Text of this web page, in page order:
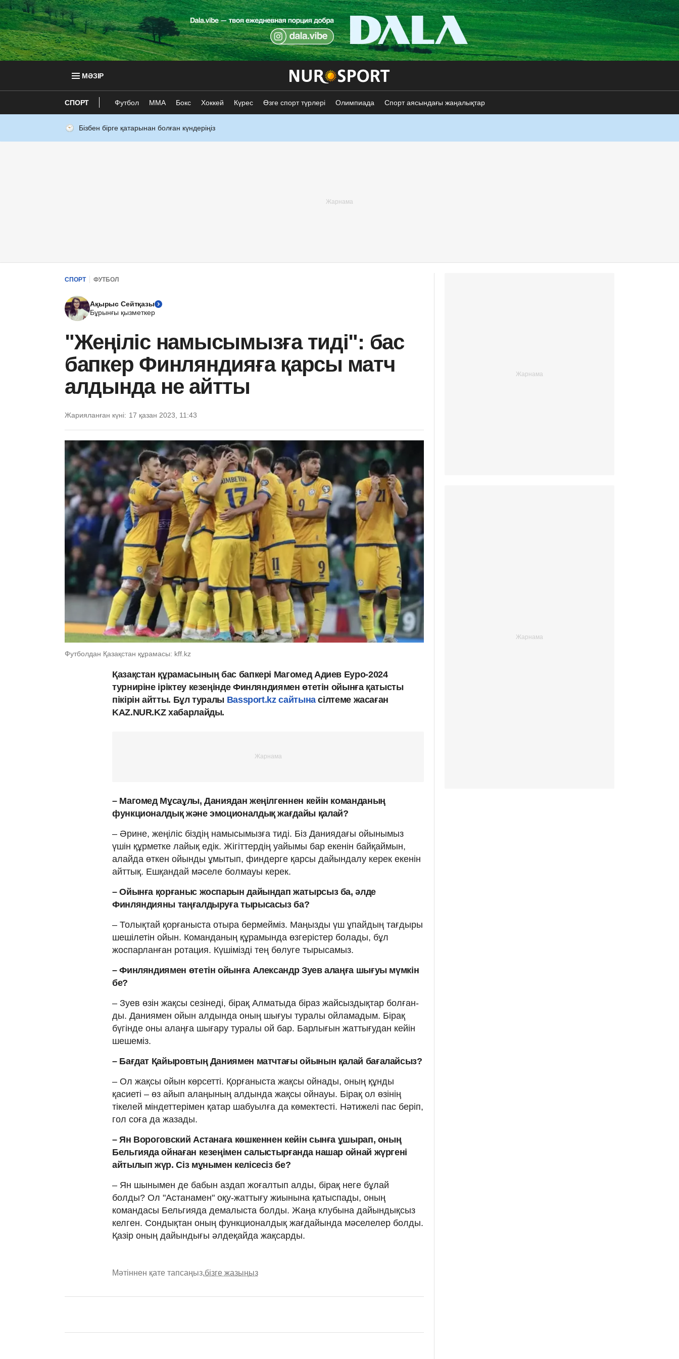
МӘЗІР
СПОРТ Футбол ММА Бокс Хоккей Күрес Өзге спорт түрлері Олимпиада Спорт аясындағы жаңалықтар
Бізбен бірге қатарынан болған күндеріңіз
СПОРТ ФУТБОЛ
Ақырыс Сейтқазы
Бұрынғы қызметкер
"Жеңіліс намысымызға тиді": бас
бапкер Финляндияға қарсы матч
алдында не айтты
Жарияланған күні: 17 қазан 2023, 11:43
Футболдан Қазақстан құрамасы: kff.kz
Қазақстан құрамасының бас бапкері Магомед Адиев Еуро-2024
турниріне іріктеу кезеңінде Финляндиямен өтетін ойынға қатысты
пікірін айтты. Бұл туралы Bassport.kz сайтынасілтеме жасаған
KAZ.NUR.KZ хабарлайды.
– Магомед Мұсаұлы, Даниядан жеңілгеннен кейін команданың
функционалдық және эмоционалдық жағдайы қалай?
– Әрине, жеңіліс біздің намысымызға тиді. Біз Даниядағы ойынымыз
үшін құрметке лайық едік. Жігіттердің уайымы бар екенін байқаймын,
алайда өткен ойынды ұмытып, финдерге қарсы дайындалу керек екенін
айттық. Ешқандай мәселе болмауы керек.
– Ойынға қорғаныс жоспарын дайындап жатырсыз ба, әлде
Финляндияны таңғалдыруға тырысасыз ба?
– Толықтай қорғаныста отыра бермейміз. Маңызды үш ұпайдың тағдыры
шешілетін ойын. Команданың құрамында өзгерістер болады, бұл
жоспарланған ротация. Күшімізді тең бөлуге тырысамыз.
– Финляндиямен өтетін ойынға Александр Зуев алаңға шығуы мүмкін
бе?
– Зуев өзін жақсы сезінеді, бірақ Алматыда біраз жайсыздықтар болған-
ды. Даниямен ойын алдында оның шығуы туралы ойламадым. Бірақ
бүгінде оны алаңға шығару туралы ой бар. Барлығын жаттығудан кейін
шешеміз.
– Бағдат Қайыровтың Даниямен матчтағы ойынын қалай бағалайсыз?
– Ол жақсы ойын көрсетті. Қорғаныста жақсы ойнады, оның құнды
қасиеті – өз айып алаңының алдында жақсы ойнауы. Бірақ ол өзінің
тікелей міндеттерімен қатар шабуылға да көмектесті. Нәтижелі пас беріп,
гол соға да жазады.
– Ян Вороговский Астанаға көшкеннен кейін сынға ұшырап, оның
Бельгияда ойнаған кезеңімен салыстырғанда нашар ойнай жүргені
айтылып жүр. Сіз мұнымен келісесіз бе?
– Ян шынымен де бабын аздап жоғалтып алды, бірақ неге бұлай
болды? Ол "Астанамен" оқу-жаттығу жиынына қатыспады, оның
командасы Бельгияда демалыста болды. Жаңа клубына дайындықсыз
келген. Сондықтан оның функционалдық жағдайында мәселелер болды.
Қазір оның дайындығы әлдеқайда жақсарды.
Мәтіннен қате тапсаңыз,бізге жазыңыз